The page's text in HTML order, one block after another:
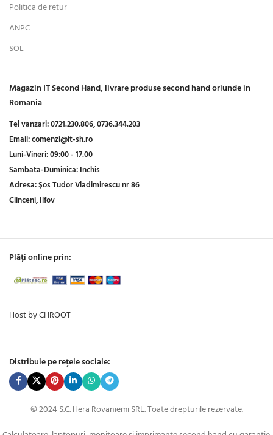
Politica de retur
ANPC
SOL
Magazin IT Second Hand, livrare produse second hand oriunde in
Romania
Tel vanzari:0721.230.806,0736.344.203
Email:comenzi@it-sh.ro
Luni-Vineri:09:00 - 17.00
Sambata-Duminica:Inchis
Adresa:Șos Tudor Vladimirescu nr 86
Clinceni, Ilfov
Plăți online prin:
Host by CHROOT
Distribuie pe rețele sociale:
© 2024 S.C. Hera Rovaniemi SRL. Toate drepturile rezervate.